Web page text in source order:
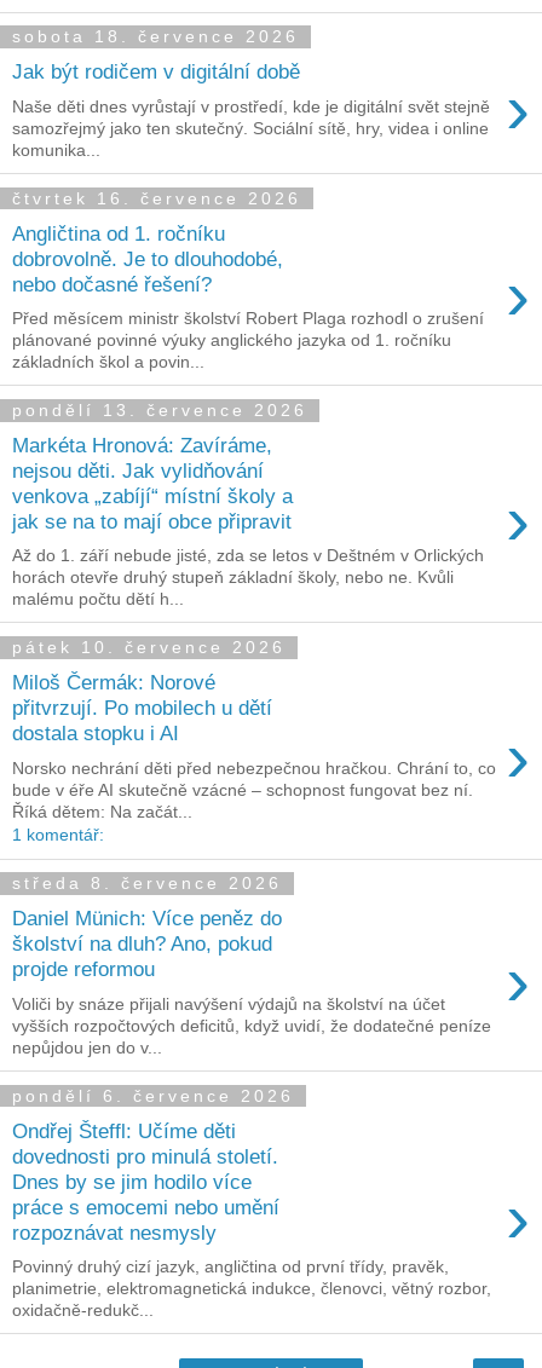
sobota 18. července 2026
Jak být rodičem v digitální době ›
Naše děti dnes vyrůstají v prostředí, kde je digitální svět stejně
samozřejmý jako ten skutečný. Sociální sítě, hry, videa i online
komunika...
čtvrtek 16. července 2026
Angličtina od 1. ročníku
dobrovolně. Je to dlouhodobé,
nebo dočasné řešení?
›
Před měsícem ministr školství Robert Plaga rozhodl o zrušení
plánované povinné výuky anglického jazyka od 1. ročníku
základních škol a povin...
pondělí 13. července 2026
Markéta Hronová: Zavíráme,
nejsou děti. Jak vylidňování
venkova „zabíjí“ místní školy a
jak se na to mají obce připravit
›
Až do 1. září nebude jisté, zda se letos v Deštném v Orlických
horách otevře druhý stupeň základní školy, nebo ne. Kvůli
malému počtu dětí h...
pátek 10. července 2026
Miloš Čermák: Norové
přitvrzují. Po mobilech u dětí
dostala stopku i AI
›
Norsko nechrání děti před nebezpečnou hračkou. Chrání to, co
bude v éře AI skutečně vzácné – schopnost fungovat bez ní.
Říká dětem: Na začát...
1 komentář:
středa 8. července 2026
Daniel Münich: Více peněz do
školství na dluh? Ano, pokud
projde reformou
›
Voliči by snáze přijali navýšení výdajů na školství na účet
vyšších rozpočtových deficitů, když uvidí, že dodatečné peníze
nepůjdou jen do v...
pondělí 6. července 2026
Ondřej Šteffl: Učíme děti
dovednosti pro minulá století.
Dnes by se jim hodilo více
práce s emocemi nebo umění
rozpoznávat nesmysly
›
Povinný druhý cizí jazyk, angličtina od první třídy, pravěk,
planimetrie, elektromagnetická indukce, členovci, větný rozbor,
oxidačně-redukč...